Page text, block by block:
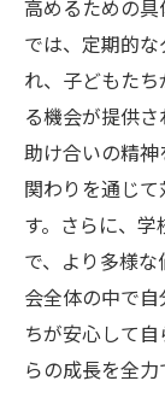
高めるための
では、定期的
れ、子どもた
る機会が提供
助け合いの精
関わりを通じ
す。さらに、
で、より多様
会全体の中で
ちが安心して
らの成長を全力